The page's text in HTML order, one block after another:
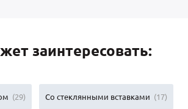
заинтересовать:
(29) Со стеклянными вставками (17)